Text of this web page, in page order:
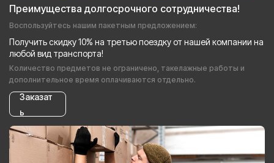
Преимущества долгосрочного сотрудничества!
Воспользуйтесь нашим пакетным предложением:
Получить скидку 10% на третью поездку от нашей компании на
любой вид транспорта!
Количество предметов не ограничено, такелажные работы и
дополнительное время оплачиваются отдельно.
Заказат
ь